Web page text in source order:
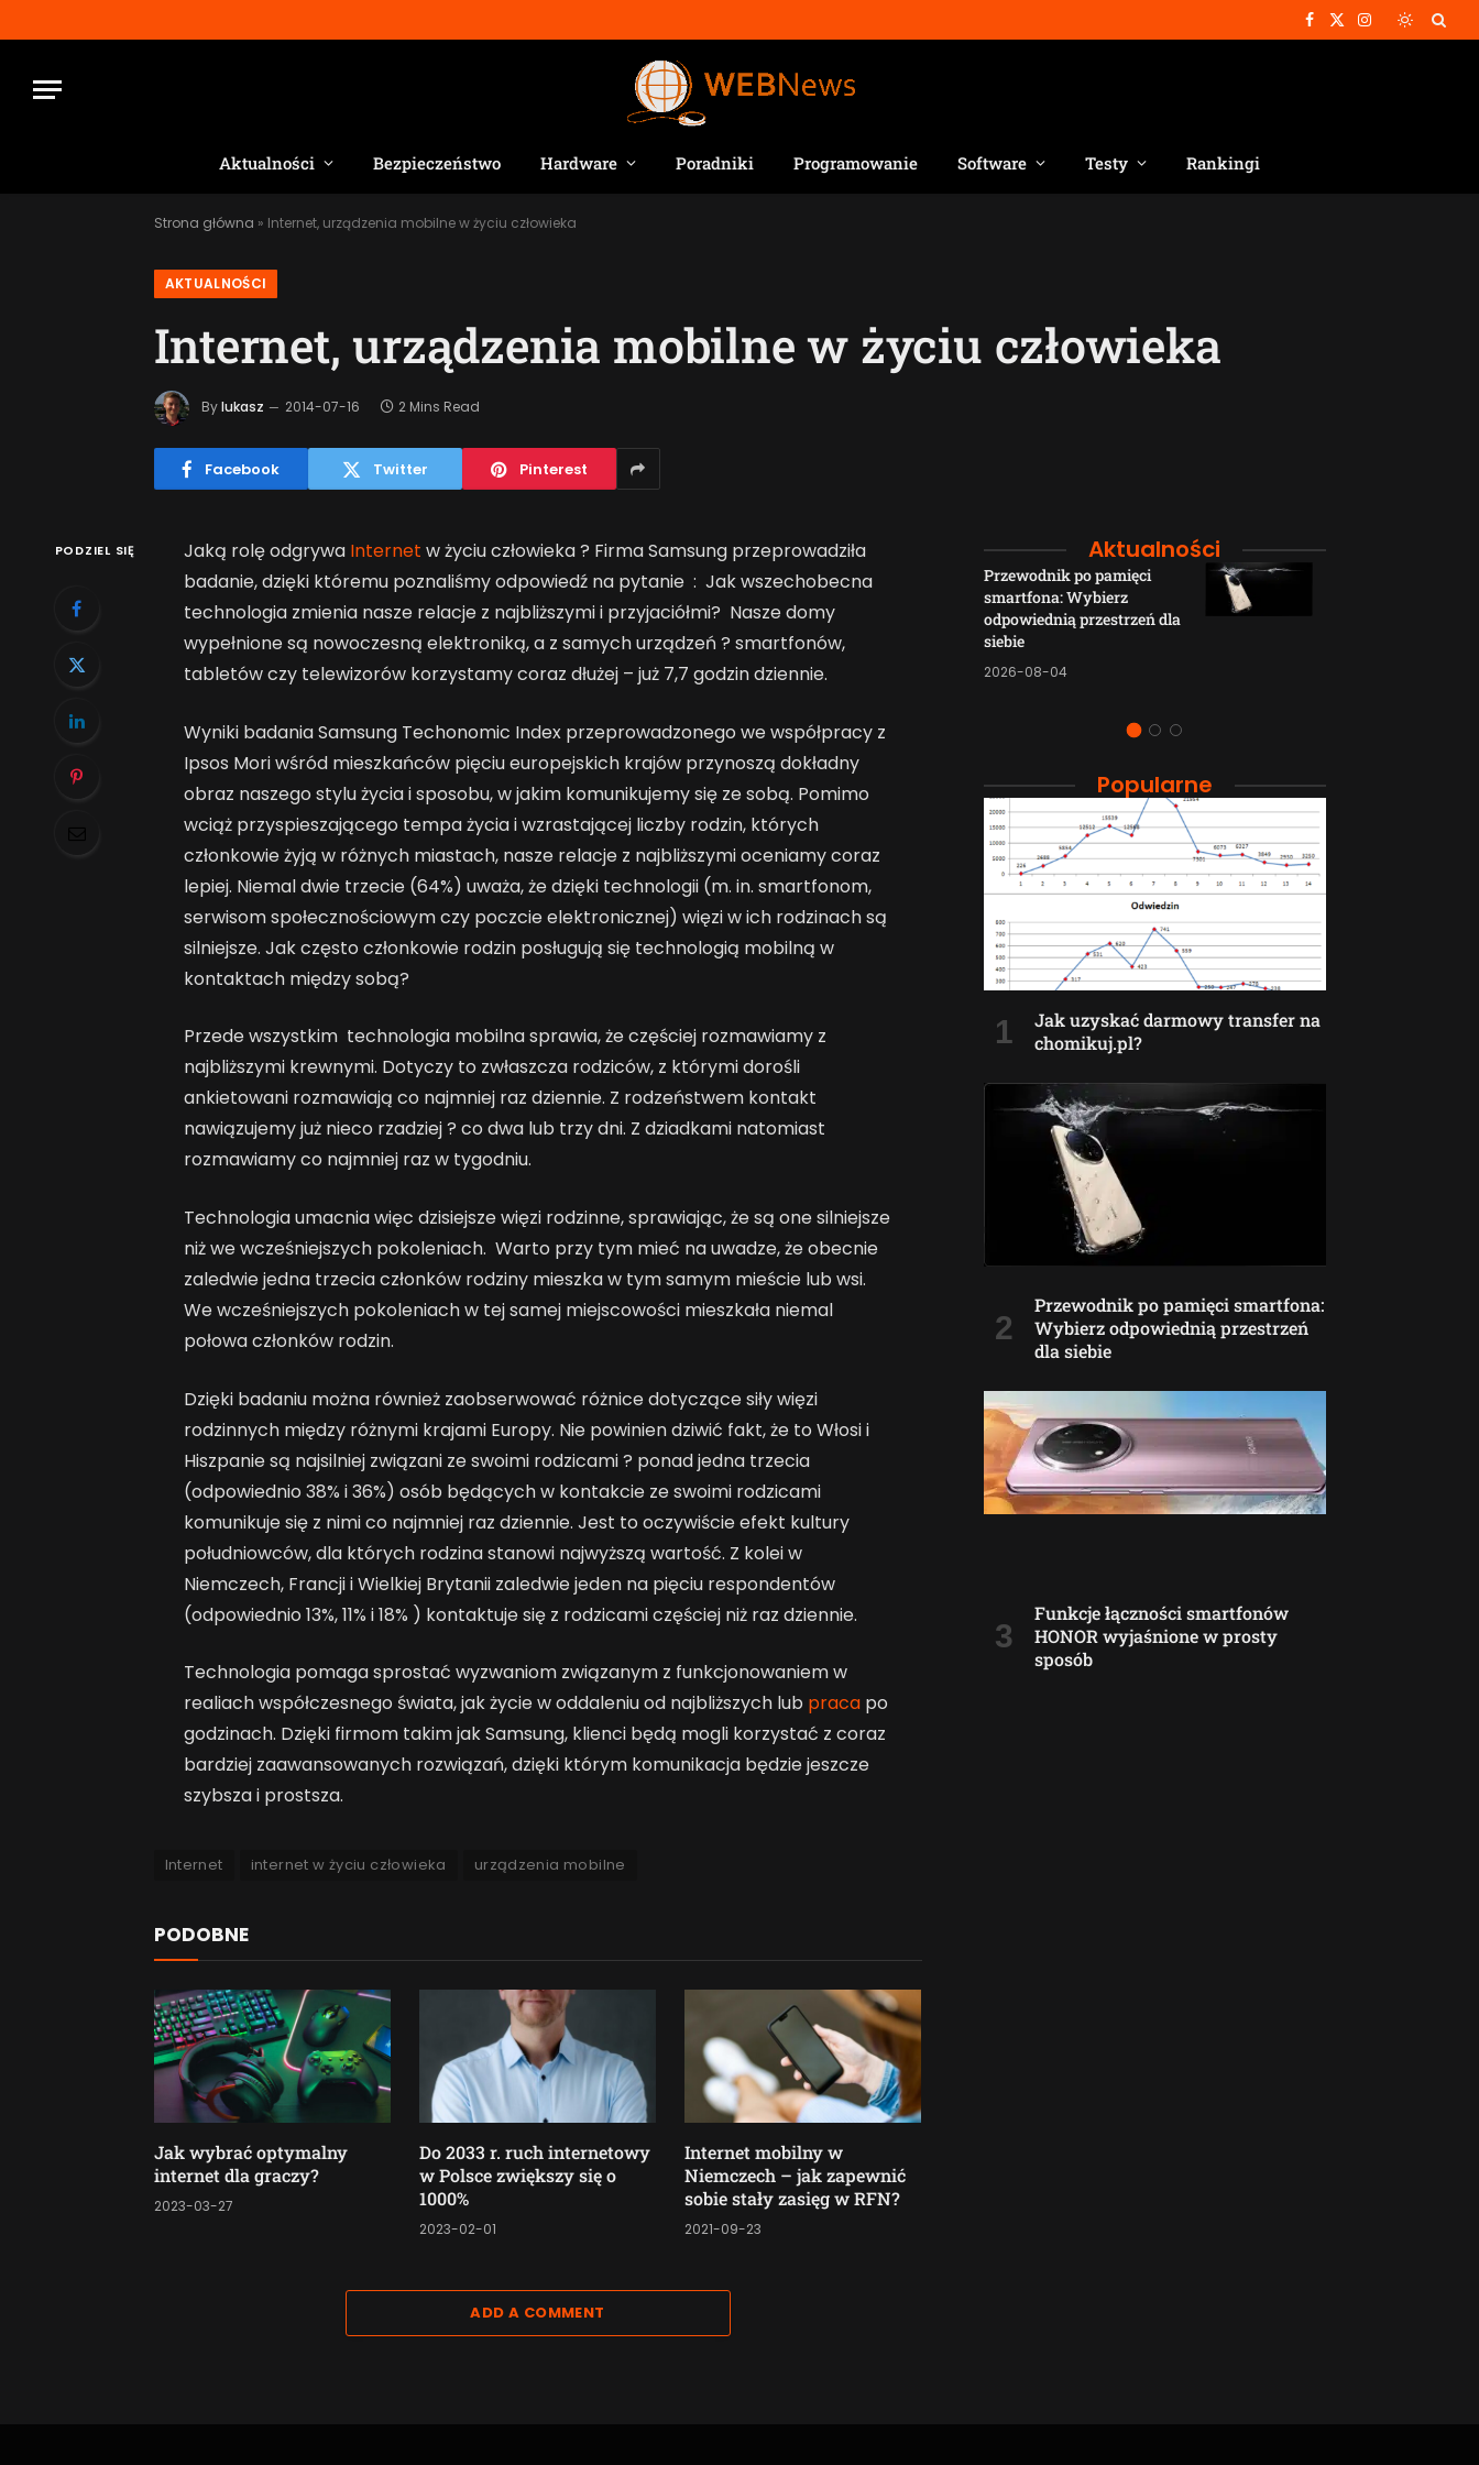
Facebook
X
Instagram
Aktualności Bezpieczeństwo Hardware Poradniki Programowanie Software Testy Rankingi
Strona główna » Internet, urządzenia mobilne w życiu człowieka
AKTUALNOŚCI
Internet, urządzenia mobilne w życiu człowieka
By lukasz 2014-07-16 2 Mins Read
Facebook Twitter Pinterest
PODZIEL SIĘ Jaką rolę odgrywa Internet w życiu człowieka ? Firma Samsung przeprowadziła
badanie, dzięki któremu poznaliśmy odpowiedź na pytanie : Jak wszechobecna
technologia zmienia nasze relacje z najbliższymi i przyjaciółmi? Nasze domy
wypełnione są nowoczesną elektroniką, a z samych urządzeń ? smartfonów,
tabletów czy telewizorów korzystamy coraz dłużej – już 7,7 godzin dziennie.
Wyniki badania Samsung Techonomic Index przeprowadzonego we współpracy z
Ipsos Mori wśród mieszkańców pięciu europejskich krajów przynoszą dokładny
obraz naszego stylu życia i sposobu, w jakim komunikujemy się ze sobą. Pomimo
wciąż przyspieszającego tempa życia i wzrastającej liczby rodzin, których
członkowie żyją w różnych miastach, nasze relacje z najbliższymi oceniamy coraz
lepiej. Niemal dwie trzecie (64%) uważa, że dzięki technologii (m. in. smartfonom,
serwisom społecznościowym czy poczcie elektronicznej) więzi w ich rodzinach są
silniejsze. Jak często członkowie rodzin posługują się technologią mobilną w
kontaktach między sobą?
Przede wszystkim technologia mobilna sprawia, że częściej rozmawiamy z
najbliższymi krewnymi. Dotyczy to zwłaszcza rodziców, z którymi dorośli
ankietowani rozmawiają co najmniej raz dziennie. Z rodzeństwem kontakt
nawiązujemy już nieco rzadziej ? co dwa lub trzy dni. Z dziadkami natomiast
rozmawiamy co najmniej raz w tygodniu.
Technologia umacnia więc dzisiejsze więzi rodzinne, sprawiając, że są one silniejsze
niż we wcześniejszych pokoleniach. Warto przy tym mieć na uwadze, że obecnie
zaledwie jedna trzecia członków rodziny mieszka w tym samym mieście lub wsi.
We wcześniejszych pokoleniach w tej samej miejscowości mieszkała niemal
połowa członków rodzin.
Dzięki badaniu można również zaobserwować różnice dotyczące siły więzi
rodzinnych między różnymi krajami Europy. Nie powinien dziwić fakt, że to Włosi i
Hiszpanie są najsilniej związani ze swoimi rodzicami ? ponad jedna trzecia
(odpowiednio 38% i 36%) osób będących w kontakcie ze swoimi rodzicami
komunikuje się z nimi co najmniej raz dziennie. Jest to oczywiście efekt kultury
południowców, dla których rodzina stanowi najwyższą wartość. Z kolei w
Niemczech, Francji i Wielkiej Brytanii zaledwie jeden na pięciu respondentów
(odpowiednio 13%, 11% i 18% ) kontaktuje się z rodzicami częściej niż raz dziennie.
Technologia pomaga sprostać wyzwaniom związanym z funkcjonowaniem w
realiach współczesnego świata, jak życie w oddaleniu od najbliższych lub pracapo
godzinach. Dzięki firmom takim jak Samsung, klienci będą mogli korzystać z coraz
bardziej zaawansowanych rozwiązań, dzięki którym komunikacja będzie jeszcze
szybsza i prostsza.
Internet internet w życiu człowieka urządzenia mobilne
PODOBNE
Jak wybrać optymalny
internet dla graczy?
2023-03-27
Do 2033 r. ruch internetowy
w Polsce zwiększy się o
1000%
2023-02-01
Internet mobilny w
Niemczech – jak zapewnić
sobie stały zasięg w RFN?
2021-09-23
ADD A COMMENT
Aktualności
Jak AI zmienia e-
commerce?
2026-04-27
Przewodnik po pamięci
smartfona: Wybierz
odpowiednią przestrzeń dla
siebie
2026-08-04
Popularne
Jak uzyskać darmowy transfer na
chomikuj.pl?
Przewodnik po pamięci smartfona:
Wybierz odpowiednią przestrzeń
dla siebie
Funkcje łączności smartfonów
HONOR wyjaśnione w prosty
sposób